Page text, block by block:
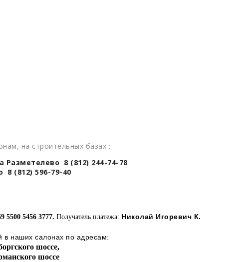
на строительных базах :
8 (812) 244-74-78
8 (812) 596-79-40
5500 5456 3777. Получатель платежа: Николай Игоревич К.
в наших салонах по адресам:
шоссе,
шоссе